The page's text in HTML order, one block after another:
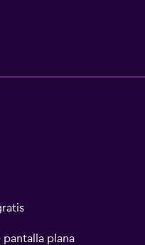
pantalla plana